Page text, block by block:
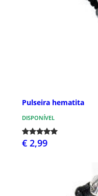
Pulseira hematita
DISPONÍVEL
€ 2,99